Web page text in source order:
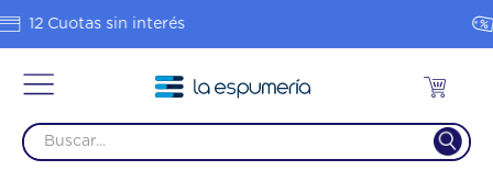
Hasta 20% OFF en 1 pago